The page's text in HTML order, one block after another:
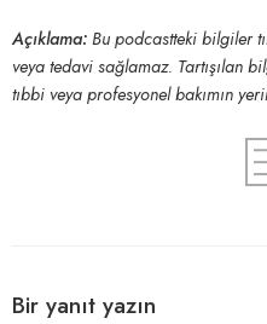
Açıklama:Bu podcastteki bilgiler
veya tedavi sağlamaz. Tartışılan
tıbbi veya profesyonel bakımın
Bir yanıt yazın